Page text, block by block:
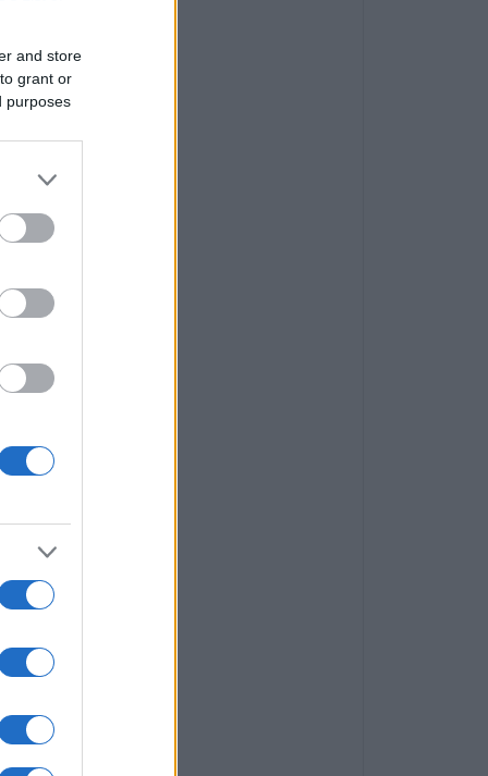
and store
grant or
purposes